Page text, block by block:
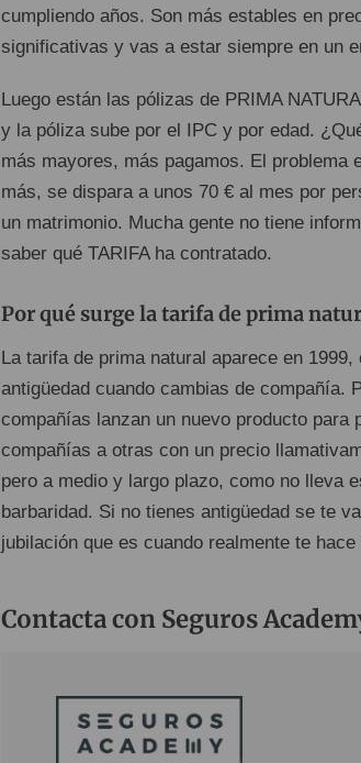
cumpliendo años. Son más estables en
significativas y vas a estar siempre en un
Luego están las pólizas de PRIMA
y la póliza sube por el IPC y por edad.
más mayores, más pagamos. El problema
más, se dispara a unos 70 € al mes por
un matrimonio. Mucha gente no tiene
saber qué TARIFA ha contratado.
Por qué surge la tarifa de prima
La tarifa de prima natural aparece en
antigüedad cuando cambias de compañía.
compañías lanzan un nuevo producto para
compañías a otras con un precio
pero a medio y largo plazo, como no lleva
barbaridad. Si no tienes antigüedad se te
jubilación que es cuando realmente te hace
Contacta con Seguros